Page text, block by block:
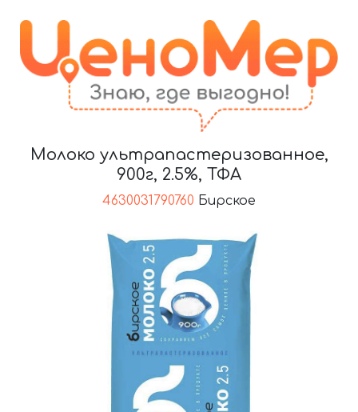
Молоко ультрапастеризованное,
900г, 2.5%, ТФА
4630031790760 Бирское